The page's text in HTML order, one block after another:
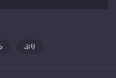
ぷり